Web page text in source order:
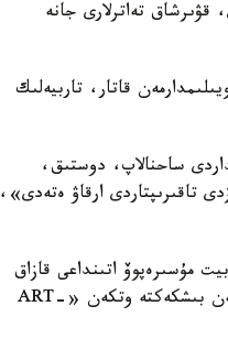
قۋىرشاق تەاترلارى جانە
قاتار، تاربيەلىك
ساحنالاپ، دوستىق،
تاقىرىپتاردى ارقاۋ ەتەدى»،
مۇسىرەپوۆ اتىنداعى قازاق
مەملەكەتتىك اكادەميالىق بالالار مەن جاسوسپىرىمدەر تەاترى «ۇلپان» سپەكتاكلىمەن بىشكەكتە وتكەن «ART-